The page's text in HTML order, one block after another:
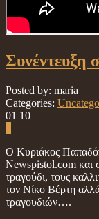
Συνέντευξη
Posted by: maria
Categories:
01 10
Ο Κυριάκος
Newspistol.com και
τραγούδι, τους
τον Νίκο Βέρτη
τραγουδιών….